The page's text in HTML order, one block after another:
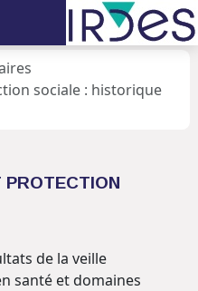
sociale : historique
de la veille
santé et domaines